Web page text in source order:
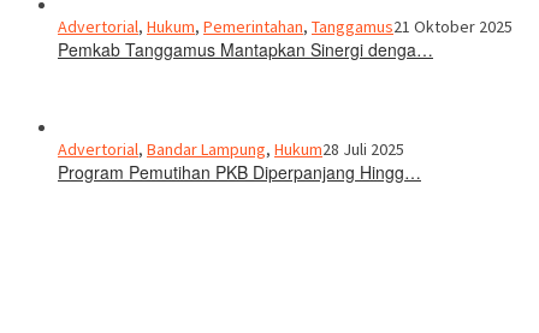
Advertorial, Hukum, Pemerintahan, Tanggamus21 Oktober 2025
Pemkab Tanggamus Mantapkan Sinergi denga…
Advertorial, Bandar Lampung, Hukum28 Juli 2025
Program Pemutihan PKB Diperpanjang Hingg…